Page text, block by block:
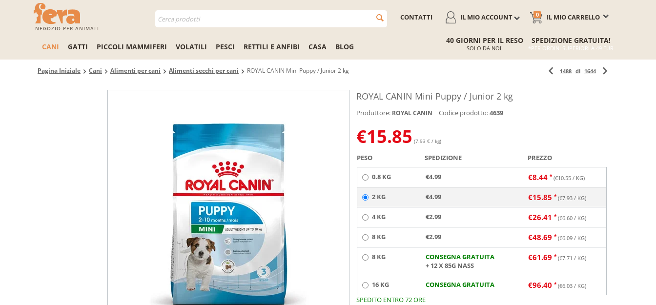
NEGOZIO PER ANIMALI
IL MIO CARRELLO
0
IL MIO ACCOUNT
CONTATTI
CANI GATTI PICCOLI MAMMIFERI VOLATILI PESCI RETTILI E ANFIBI CASA BLOG
40 GIORNI PER IL RESO
SOLO DA NOI!
SPEDIZIONE GRATUITA!
*PER ORDINI SUPERIORI A 49 EUR
Pagina Iniziale Cani Alimenti per cani Alimenti secchi per cani ROYAL CANIN Mini Puppy / Junior 2 kg 1488 di 1644
ROYAL CANIN Mini Puppy / Junior 2 kg
Produttore: ROYAL CANIN Codice prodotto:4639
€15.85 (7.93 € / kg)
PESO SPEDIZIONE PREZZO
0.8 KG €4.99 €8.44 (€10.55/ KG)
2 KG €4.99 €15.85 (€7.93/ KG)
4 KG €2.99 €26.41 (€6.60/ KG)
8 KG €2.99 €48.69 (€6.09/ KG)
8 KG
CONSEGNA GRATUITA
+ 12 X 85G NASS
€61.69 (€7.71 / KG)
16 KG CONSEGNA GRATUITA €96.40 (€6.03/ KG)
SPEDITO ENTRO 72 ORE